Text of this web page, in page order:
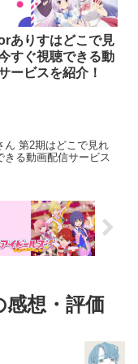
ありすはどこで見
すぐ視聴できる動
ービスを紹介！
ん 第2期はどこで見れ
きる動画配信サービス
感想・評価